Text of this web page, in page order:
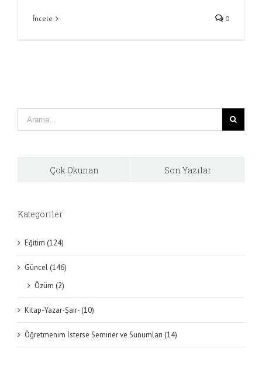
İncele 0
Çok Okunan Son Yazılar
Kategoriler
Eğitim (124)
Güncel (146)
Özüm (2)
Kitap-Yazar-Şair- (10)
Öğretmenim İsterse Seminer ve Sunumları (14)